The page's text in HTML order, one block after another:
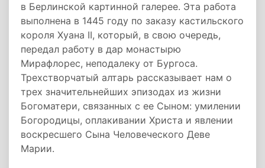
в Берлинской картинной галерее. Эта работа
выполнена в 1445 году по заказу кастильского
короля Хуана II, который, в свою очередь,
передал работу в дар монастырю
Мирафлорес, неподалеку от Бургоса.
Трехстворчатый алтарь рассказывает нам о
трех значительнейших эпизодах из жизни
Богоматери, связанных с ее Сыном: умилении
Богородицы, оплакивании Христа и явлении
воскресшего Сына Человеческого Деве
Марии.